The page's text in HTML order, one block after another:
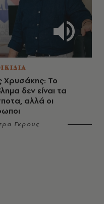
Χρυσάκης: Το
δεν είναι τα
αλλά οι
Γκρους